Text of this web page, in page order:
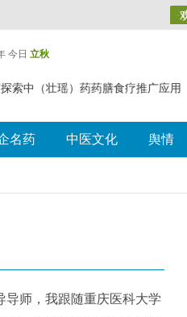
今日 立秋
索中（壮瑶）药药膳食疗推广应用
名药 中医文化 舆情
师，我跟随重庆医科大学